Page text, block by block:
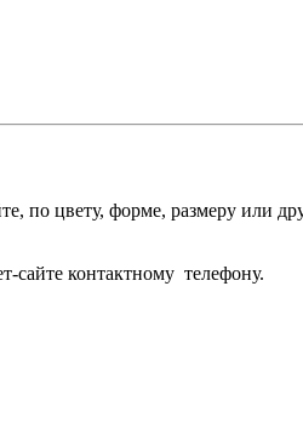
по цвету, форме, размеру или
контактному телефону.